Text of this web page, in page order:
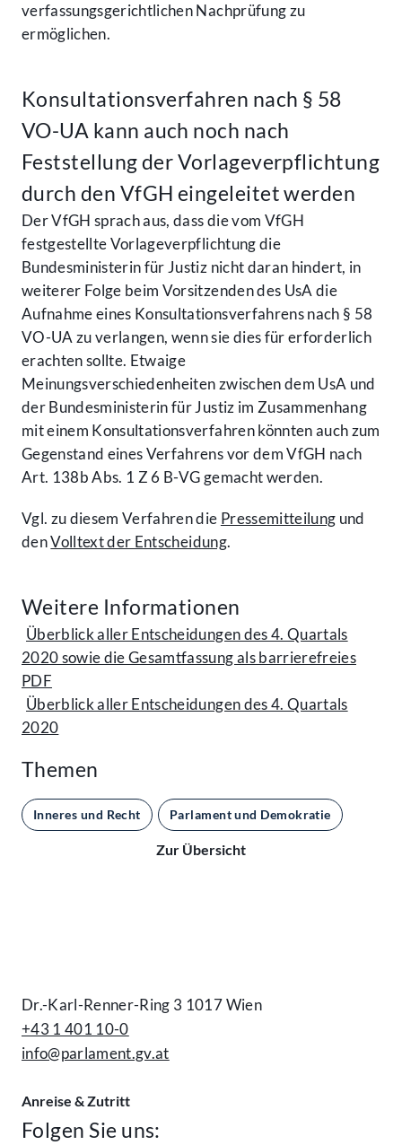
verfassungsgerichtlichen Nachprüfung zu
ermöglichen.
Konsultationsverfahren nach § 58
VO-UA kann auch noch nach
Feststellung der Vorlageverpflichtung
durch den VfGH eingeleitet werden
Der VfGH sprach aus, dass die vom VfGH
festgestellte Vorlageverpflichtung die
Bundesministerin für Justiz nicht daran hindert, in
weiterer Folge beim Vorsitzenden des UsA die
Aufnahme eines Konsultationsverfahrens nach § 58
VO-UA zu verlangen, wenn sie dies für erforderlich
erachten sollte. Etwaige
Meinungsverschiedenheiten zwischen dem UsA und
der Bundesministerin für Justiz im Zusammenhang
mit einem Konsultationsverfahren könnten auch zum
Gegenstand eines Verfahrens vor dem VfGH nach
Art. 138b Abs. 1 Z 6 B-VG gemacht werden.
Vgl. zu diesem Verfahren die Pressemitteilung und
denVolltext der Entscheidung.
Weitere Informationen
Überblick aller Entscheidungen des 4. Quartals
2020 sowie die Gesamtfassung als barrierefreies
PDF
Überblick aller Entscheidungen des 4. Quartals
2020
Themen
Inneres und Recht Parlament und Demokratie
Zur Übersicht
Dr.-Karl-Renner-Ring 3 1017 Wien
+43 1 401 10-0
info@parlament.gv.at
Anreise & Zutritt
Folgen Sie uns: